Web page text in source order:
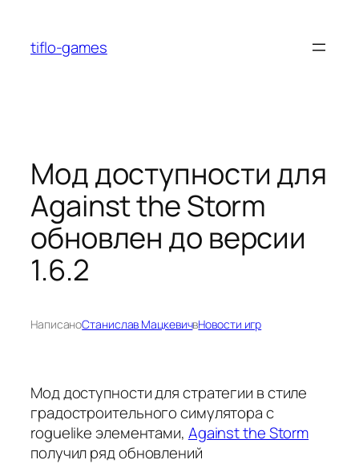
содержимому
tiflo-games
Мод доступности для
Against the Storm
обновлен до версии
1.6.2
НаписаноСтанислав МацкевичвНовости игр
Мод доступности для стратегии в стиле
градостроительного симулятора с
roguelike элементами, Against the Storm
получил ряд обновлений